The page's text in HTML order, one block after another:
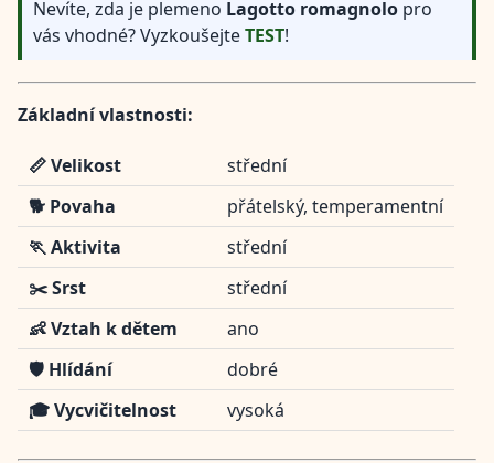
Nevíte, zda je plemeno Lagotto romagnolo pro
vás vhodné? VyzkoušejteTEST!
Základní vlastnosti:
📏 Velikost
střední
🐕 Povaha
přátelský, temperamentní
🏃 Aktivita
střední
✂️ Srst
střední
👶 Vztah k dětem
ano
🛡️ Hlídání
dobré
🎓 Vycvičitelnost
vysoká